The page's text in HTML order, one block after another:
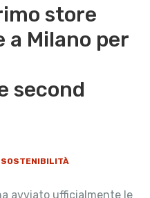
store
a Milano per
second
SOSTENIBILITÀ
avviato ufficialmente le